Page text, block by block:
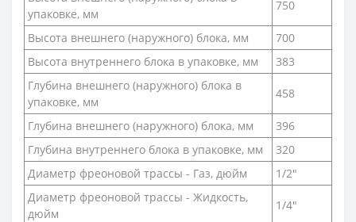
упаковке, мм
750
Высота внешнего (наружного) блока, мм
700
Высота внутреннего блока в упаковке, мм
383
Глубина внешнего (наружного) блока в
упаковке, мм
458
Глубина внешнего (наружного) блока, мм
396
Глубина внутреннего блока в упаковке, мм
320
Диаметр фреоновой трассы - Газ, дюйм
1/2"
Диаметр фреоновой трассы - Жидкость,
дюйм
1/4"